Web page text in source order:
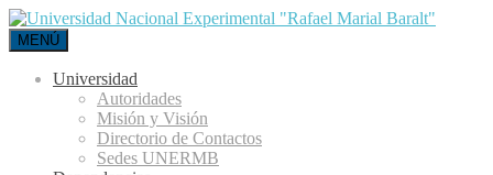
MENÚ
Universidad
Autoridades
Misión y Visión
Directorio de Contactos
Sedes UNERMB